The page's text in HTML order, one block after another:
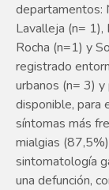
departamentos:
Lavalleja (n= 1),
Rocha (n=1) y
registrado
urbanos (n= 3) y
disponible, para
síntomas más
mialgias
sintomatología
una defunción,